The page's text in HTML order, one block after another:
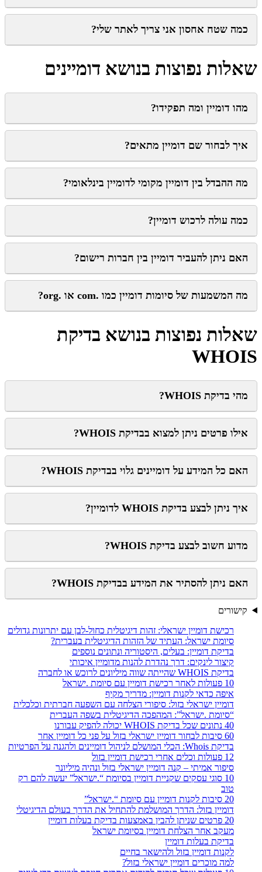
כמה שטח אחסון אני צריך לאתר שלי?
שאלות נפוצות בנושא דומיינים
מהו דומיין ומה תפקידו?
איך לבחור שם דומיין מתאים?
מה ההבדל בין דומיין מקומי לדומיין בינלאומי?
כמה עולה לרכוש דומיין?
האם ניתן להעביר דומיין בין חברות רישום?
מה המשמעות של סיומות דומיין כמו .com או .org?
שאלות נפוצות בנושא בדיקת
WHOIS
מהי בדיקת WHOIS?
אילו פרטים ניתן למצוא בבדיקת WHOIS?
האם כל המידע על דומיינים גלוי בבדיקת WHOIS?
איך ניתן לבצע בדיקת WHOIS לדומיין?
מדוע חשוב לבצע בדיקת WHOIS?
האם ניתן להסתיר את המידע בבדיקת WHOIS?
קישורים
רכישת דומיין ישראלי: זהות דיגיטלית כחול-לבן עם יתרונות גדולים
סיומת ישראל: העתיד של הזהות הדיגיטלית בעברית?
בדיקת דומיין: בעלים, היסטוריה ונתונים נוספים
קיצור לינקים: דרך נהדרת להנות מדומיין איכותי
בדיקת WHOIS שהייתה שווה מיליונים לרוכש או לחברה
10 פעולות לאחר רכישת דומיין עם סיומת .ישראל
איפה כדאי לקנות דומיין: מדריך מקיף
דומיין ישראלי בזול: סיפורי הצלחה עם השפעה חברתית וכלכלית
“סיומת .ישראל”: המהפכה הדיגיטלית בשפה העברית
40 נתונים שכל בדיקת WHOIS יכולה להפיק עבורנו
60 סיבות לבחור דומיין ישראלי בזול על פני כל דומיין אחר
בדיקת Whois: הכלי המושלם לניהול דומיינים ולהגנה על הפרטיות
12 פעולות וכלים אחרי רכישת דומיין בזול
סיפור אמיתי – קנה דומיין ישראלי בזול ונהיה מיליונר
10 סוגי עסקים שקניית דומיין בסיומת “.ישראל” יעשה להם רק
טוב
20 סיבות לקנות דומיין עם סיומת “.ישראל”
דומיין בזול: הדרך המושלמת להתחיל את הדרך בעולם הדיגיטלי
20 פרטים שניתן להבין באמצעות בדיקת בעלות דומיין
מעקב אחר הצלחת דומיין בסיומת ישראל
בדיקת בעלות דומיין
לקנות דומיין בזול ולהישאר בחיים
למה מוכרים דומיין ישראלי בזול?